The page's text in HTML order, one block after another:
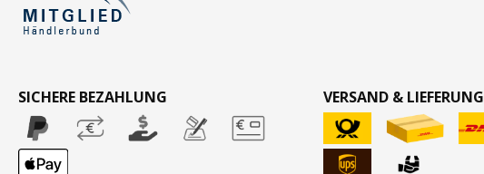
SICHERE BEZAHLUNG VERSAND & LIEFERUNG